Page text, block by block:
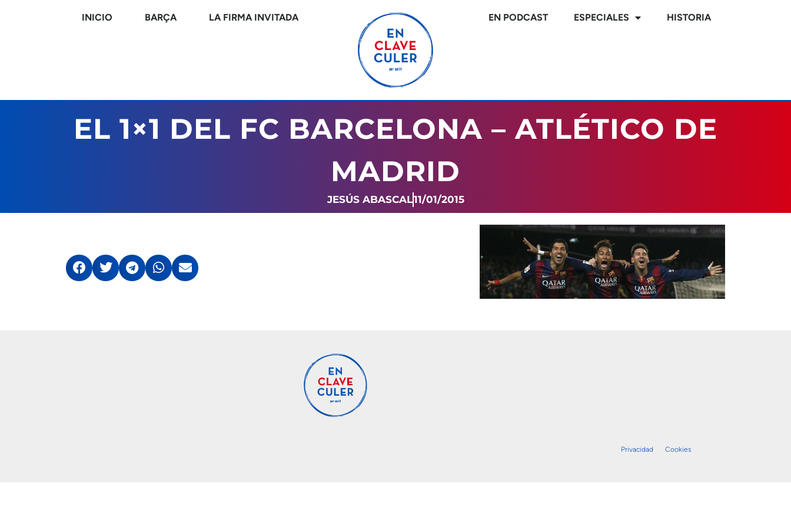
INICIO BARÇA LA FIRMA INVITADA EN PODCAST ESPECIALES HISTORIA
EL 1×1 DEL FC BARCELONA – ATLÉTICO DE
MADRID
JESÚS ABASCAL11/01/2015
Privacidad Cookies